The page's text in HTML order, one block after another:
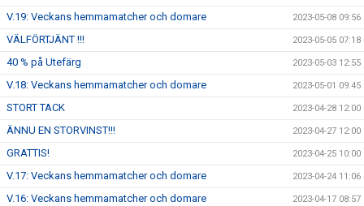
V.19: Veckans hemmamatcher och domare 2023-05-08 09:56
VÄLFÖRTJÄNT !!! 2023-05-05 07:18
40 % på Utefärg 2023-05-03 12:55
V.18: Veckans hemmamatcher och domare 2023-05-01 09:45
STORT TACK 2023-04-28 12:00
ÄNNU EN STORVINST!!! 2023-04-27 12:00
GRATTIS! 2023-04-25 10:00
V.17: Veckans hemmamatcher och domare 2023-04-24 11:06
V.16: Veckans hemmamatcher och domare 2023-04-17 08:57